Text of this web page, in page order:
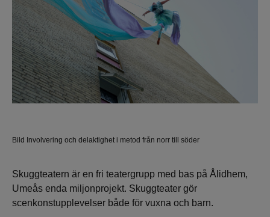
Bild Involvering och delaktighet i metod från norr till söder
Skuggteatern är en fri teatergrupp med bas på Ålidhem,
Umeås enda miljonprojekt. Skuggteater gör
scenkonstupplevelser både för vuxna och barn.